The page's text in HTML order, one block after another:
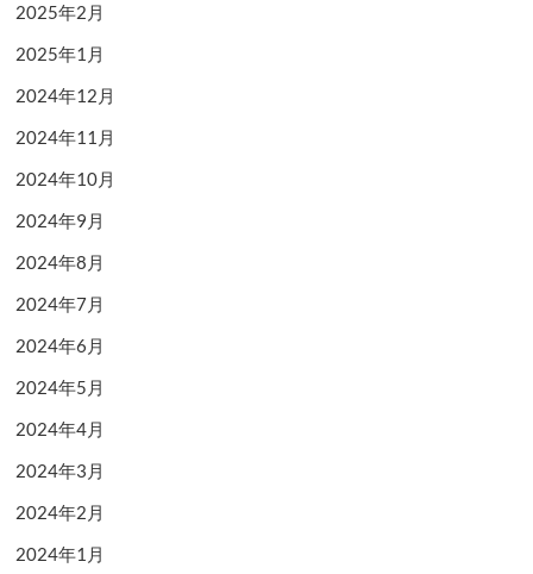
2025年2月
2025年1月
2024年12月
2024年11月
2024年10月
2024年9月
2024年8月
2024年7月
2024年6月
2024年5月
2024年4月
2024年3月
2024年2月
2024年1月